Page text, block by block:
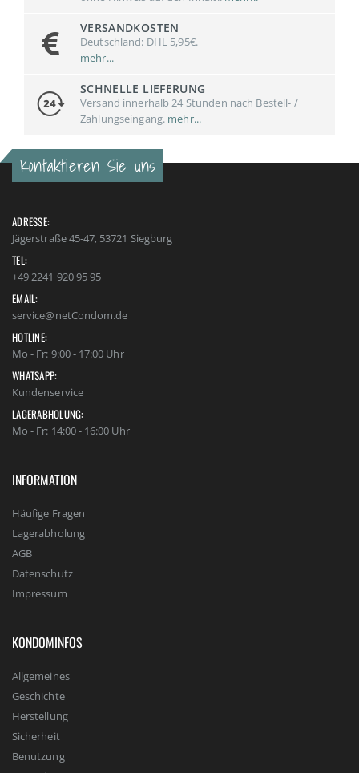
VERSANDKOSTEN
Deutschland: DHL 5,95€.
mehr...
SCHNELLE LIEFERUNG
Versand innerhalb 24 Stunden nach Bestell- /
Zahlungseingang. mehr...
Kontaktieren Sie uns
ADRESSE:
Jägerstraße 45-47, 53721 Siegburg
TEL:
+49 2241 920 95 95
EMAIL:
service@netCondom.de
HOTLINE:
Mo - Fr: 9:00 - 17:00 Uhr
WHATSAPP:
Kundenservice
LAGERABHOLUNG:
Mo - Fr: 14:00 - 16:00 Uhr
INFORMATION
Häufige Fragen
Lagerabholung
AGB
Datenschutz
Impressum
KONDOMINFOS
Allgemeines
Geschichte
Herstellung
Sicherheit
Benutzung